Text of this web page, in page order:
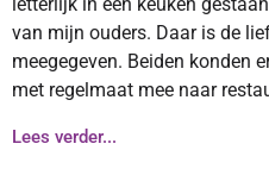
van mijn ouders. Daar is de
meegegeven. Beiden konden
met regelmaat mee naar
Lees verder...